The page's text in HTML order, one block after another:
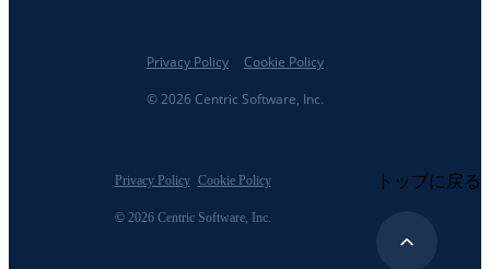
© 2026 Centric Software, Inc.
Privacy Policy Cookie Policy
© 2026 Centric Software, Inc.
Privacy Policy Cookie Policy トップに戻る